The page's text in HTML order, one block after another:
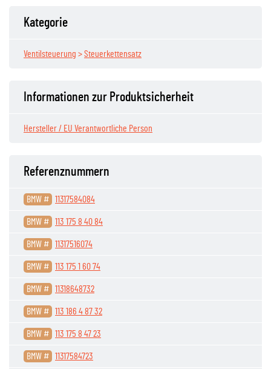
Kategorie
Ventilsteuerung >Steuerkettensatz
Informationen zur Produktsicherheit
Hersteller / EU Verantwortliche Person
Referenznummern
BMW # 11317584084
BMW # 113 175 8 40 84
BMW # 11317516074
BMW # 113 175 1 60 74
BMW # 11318648732
BMW # 113 186 4 87 32
BMW # 113 175 8 47 23
BMW # 11317584723